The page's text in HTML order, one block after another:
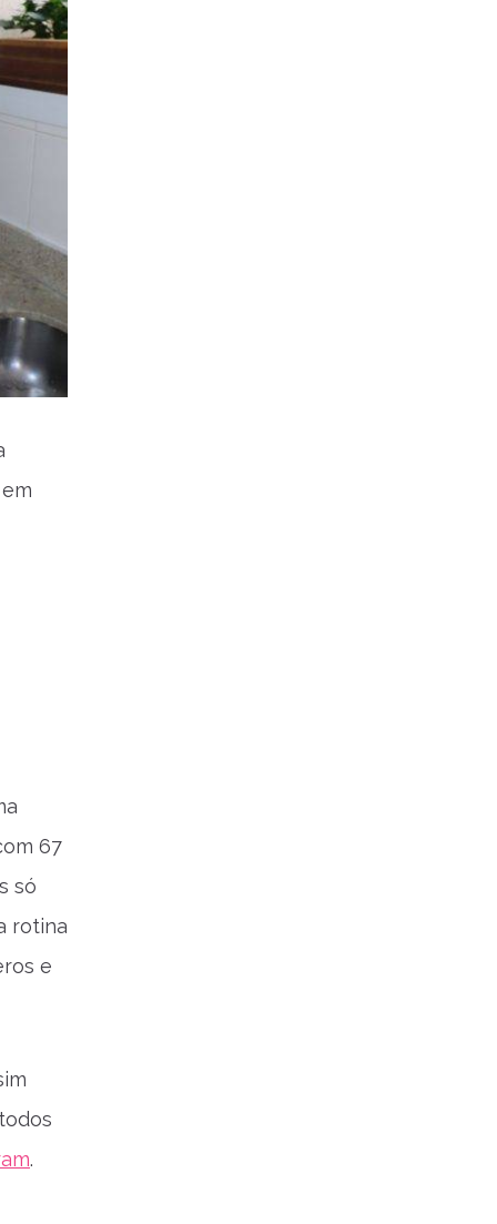
67
só
rotina
e
.